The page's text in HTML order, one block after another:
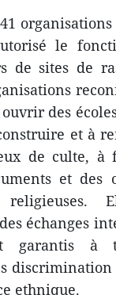
le
de sites de
des
et à
de culte, à
et des
échanges
garantis à
discrimination
ethnique.